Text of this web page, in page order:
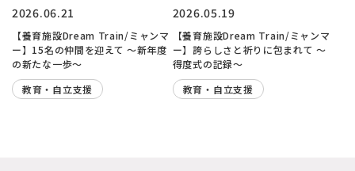
2026.06.21
【養育施設Dream Train/ミャンマ
ー】15名の仲間を迎えて 〜新年度
の新たな一歩〜
教育・自立支援
2026.05.19
【養育施設Dream Train/ミャンマ
ー】誇らしさと祈りに包まれて 〜
得度式の記録〜
教育・自立支援